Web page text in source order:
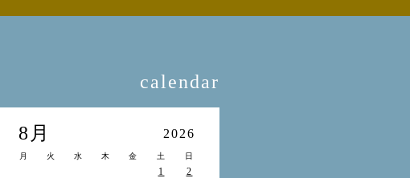
calendar
8月 2026
月 火 水 木 金 土 日
1
2